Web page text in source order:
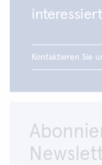
Kontaktieren Sie